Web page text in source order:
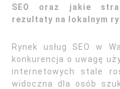
SEO oraz jakie
rezultaty na lokalnym
Rynek usług SEO w
konkurencja o uwagę
internetowych stale
widoczna dla osób